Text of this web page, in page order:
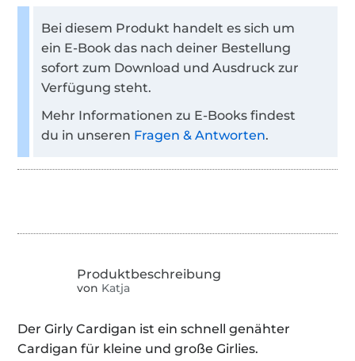
Bei diesem Produkt handelt es sich um
ein E-Book das nach deiner Bestellung
sofort zum Download und Ausdruck zur
Verfügung steht.
Mehr Informationen zu E-Books findest
du in unseren Fragen & Antworten.
von Katja
Der Girly Cardigan ist ein schnell genähter
Cardigan für kleine und große Girlies.